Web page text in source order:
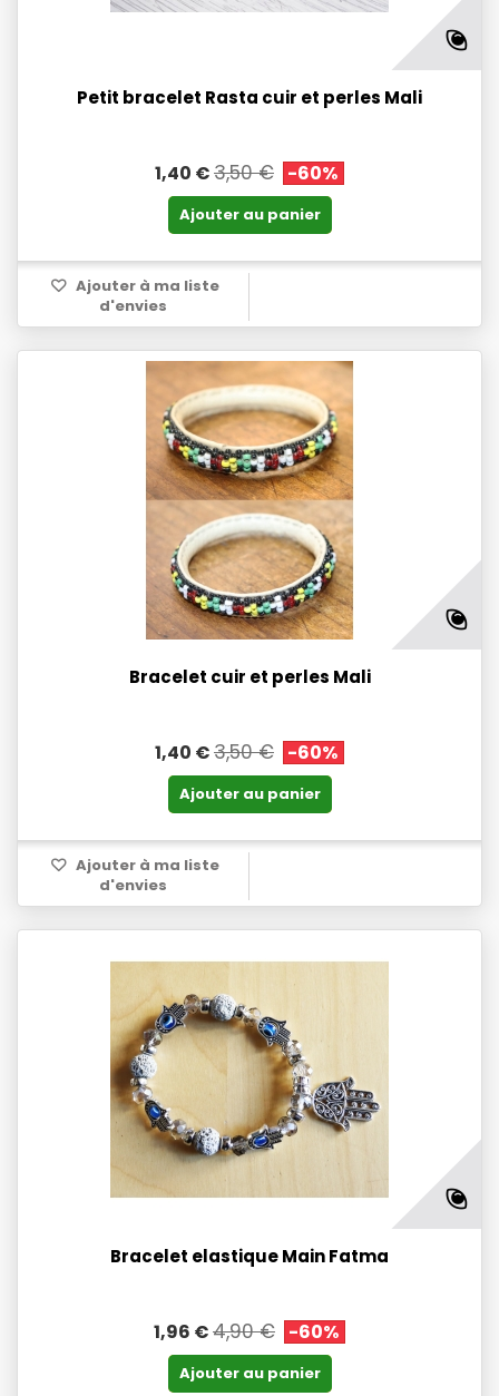
Petit bracelet Rasta cuir et perles Mali
1,40 €3,50 € -60%
Ajouter au panier
Ajouter à ma liste
d'envies
Bracelet cuir et perles Mali
1,40 €3,50 € -60%
Ajouter au panier
Ajouter à ma liste
d'envies
Bracelet elastique Main Fatma
1,96 €4,90 € -60%
Ajouter au panier